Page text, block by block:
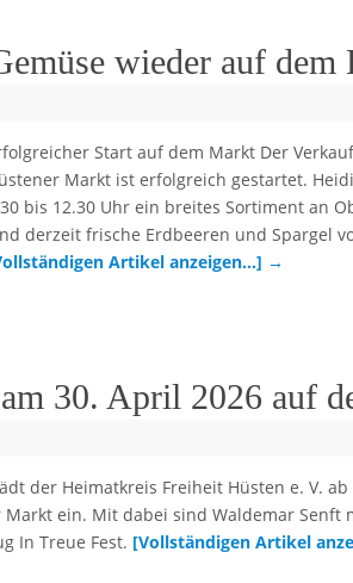
wieder auf
Start auf dem Markt Der
Markt ist erfolgreich gestartet.
bis 12.30 Uhr ein breites Sortiment an
derzeit frische Erdbeeren und Spargel
Artikel anzeigen…] →
30. April 2026 auf
der Heimatkreis Freiheit Hüsten e. V.
Markt ein. Mit dabei sind Waldemar Senft
In Treue Fest. [Vollständigen Artikel